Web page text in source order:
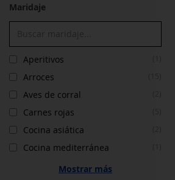
Maridaje
Aperitivos
Arroces
Aves de corral
Carnes rojas
Cocina asiática
Cocina mediterránea
Mostrar más